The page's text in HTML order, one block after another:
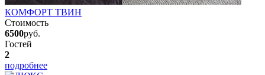
КОМФОРТ ТВИН
Стоимость
6500руб.
Гостей
2
подробнее